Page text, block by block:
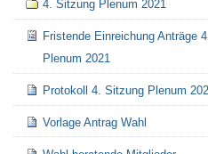
4. Sitzung Plenum 2021
Fristende Einreichung Anträge
Plenum 2021
Protokoll 4. Sitzung Plenum
Vorlage Antrag Wahl